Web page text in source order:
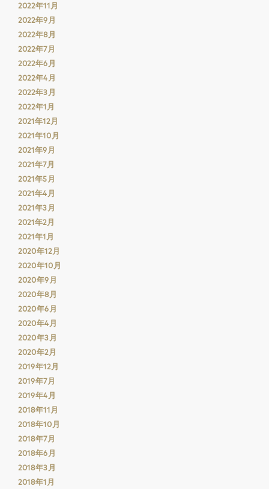
2022年11月
2022年9月
2022年8月
2022年7月
2022年6月
2022年4月
2022年3月
2022年1月
2021年12月
2021年10月
2021年9月
2021年7月
2021年5月
2021年4月
2021年3月
2021年2月
2021年1月
2020年12月
2020年10月
2020年9月
2020年8月
2020年6月
2020年4月
2020年3月
2020年2月
2019年12月
2019年7月
2019年4月
2018年11月
2018年10月
2018年7月
2018年6月
2018年3月
2018年1月